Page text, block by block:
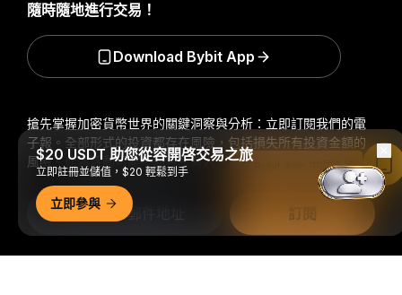
搶先掌握加密貨幣世界的關鍵洞察與分析：立即訂閱我們的電
子報。 全部形式的投資都存在風險，包括損失所有投資金額的
風險。此類活動可能不適合所有人。
訂閱
隨時隨地進行交易！
Download Bybit App
$20 USDT 助您從容開啓交易之旅
立即註冊並儲值，$20 輕鬆到手
立即參與
在 Bybit App 中閱讀